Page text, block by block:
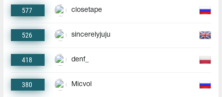
577 closetape
526 sincerelyjuju
418 denf_
380 Micvol